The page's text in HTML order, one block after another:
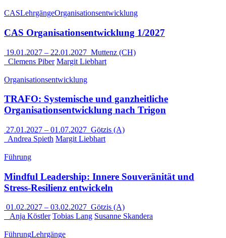
CASLehrgängeOrganisationsentwicklung
CAS Organisationsentwicklung 1/2027
19.01.2027 – 22.01.2027 Muttenz (CH)
Clemens Piber Margit Liebhart
Organisationsentwicklung
TRAFO: Systemische und ganzheitliche
Organisationsentwicklung nach Trigon
27.01.2027 – 01.07.2027 Götzis (A)
Andrea Spieth Margit Liebhart
Führung
Mindful Leadership: Innere Souveränität und
Stress-Resilienz entwickeln
01.02.2027 – 03.02.2027 Götzis (A)
Anja Köstler Tobias Lang Susanne Skandera
FührungLehrgänge